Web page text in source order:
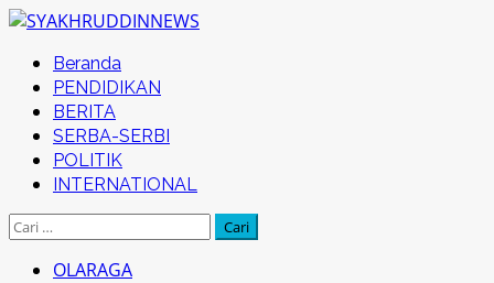
Skip
content
Primary
Menu
Beranda
PENDIDIKAN
BERITA
SERBA-SERBI
POLITIK
INTERNATIONAL
Cari
OLARAGA